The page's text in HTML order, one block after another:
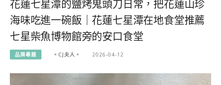
花蓮七星潭的鹽烤鬼頭刀日常，把花蓮山珍
海味吃進一碗飯｜花蓮七星潭在地食堂推薦
七星柴魚博物館旁的安口食堂
品牌專題 。CJ夫人。 2026-04-12